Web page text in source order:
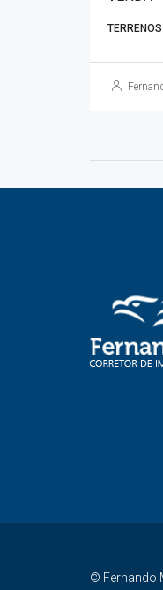
TERRENOS
© Fernando